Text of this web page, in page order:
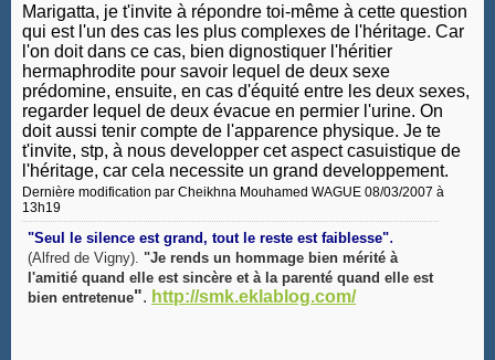
Marigatta, je t'invite à répondre toi-même à cette question
qui est l'un des cas les plus complexes de l'héritage. Car
l'on doit dans ce cas, bien dignostiquer l'héritier
hermaphrodite pour savoir lequel de deux sexe
prédomine, ensuite, en cas d'équité entre les deux sexes,
regarder lequel de deux évacue en permier l'urine. On
doit aussi tenir compte de l'apparence physique. Je te
t'invite, stp, à nous developper cet aspect casuistique de
l'héritage, car cela necessite un grand developpement.
Dernière modification par Cheikhna Mouhamed WAGUE 08/03/2007 à
13h19
"Seul le silence est grand, tout le reste est faiblesse".
(Alfred de Vigny). "Je rends un hommage bien mérité à
l'amitié quand elle est sincère et à la parenté quand elle est
bien entretenue". http://smk.eklablog.com/